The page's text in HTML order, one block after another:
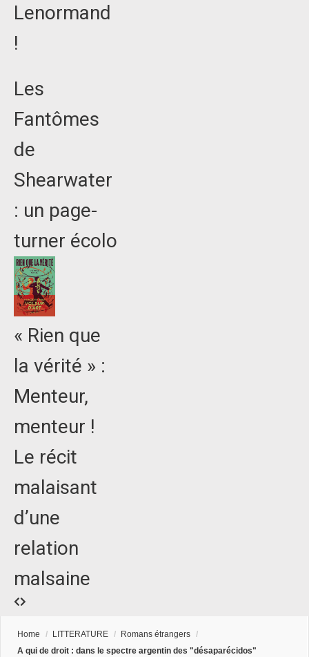
Lenormand
!
Les
Fantômes
de
Shearwater
: un page-
turner écolo
« Rien que
la vérité » :
Menteur,
menteur !
Le récit
malaisant
d’une
relation
malsaine
Home / LITTERATURE / Romans étrangers /
A qui de droit : dans le spectre argentin des "désaparécidos"